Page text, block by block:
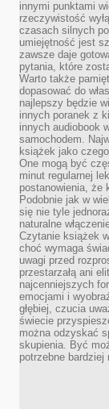
innymi punktami
rzeczywistość
czasach silnych
umiejętność jest
zawsze daje
pytania, które
Warto także
dopasować do
najlepszy będzie
innych poranek z
innych audiobook
samochodem.
książek jako
One mogą być
minut regularnej
postanowienia, że
Podobnie jak w
się nie tyle
naturalne
Czytanie książek
choć wymaga
uwagi przed
przestarzałą ani
najcenniejszych
emocjami i
głębiej, czucia
świecie
można odzyskać
skupienia. Być
potrzebne